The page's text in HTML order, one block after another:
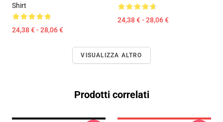
Shirt
24,38 € - 28,06 €
24,38 € - 28,06 €
VISUALIZZA ALTRO
Prodotti correlati